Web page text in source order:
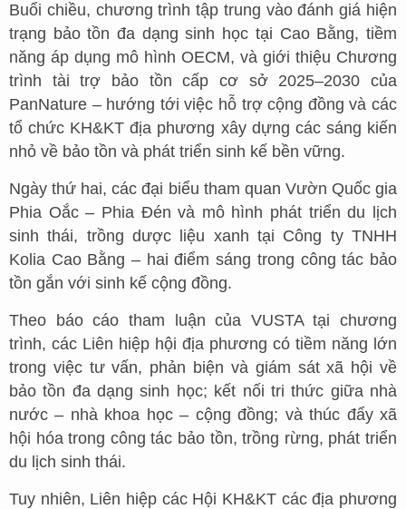
Buổi chiều, chương trình tập trung vào đánh giá hiện
trạng bảo tồn đa dạng sinh học tại Cao Bằng, tiềm
năng áp dụng mô hình OECM, và giới thiệu Chương
trình tài trợ bảo tồn cấp cơ sở 2025–2030 của
PanNature – hướng tới việc hỗ trợ cộng đồng và các
tổ chức KH&KT địa phương xây dựng các sáng kiến
nhỏ về bảo tồn và phát triển sinh kế bền vững.
Ngày thứ hai, các đại biểu tham quan Vườn Quốc gia
Phia Oắc – Phia Đén và mô hình phát triển du lịch
sinh thái, trồng dược liệu xanh tại Công ty TNHH
Kolia Cao Bằng – hai điểm sáng trong công tác bảo
tồn gắn với sinh kế cộng đồng.
Theo báo cáo tham luận của VUSTA tại chương
trình, các Liên hiệp hội địa phương có tiềm năng lớn
trong việc tư vấn, phản biện và giám sát xã hội về
bảo tồn đa dạng sinh học; kết nối tri thức giữa nhà
nước – nhà khoa học – cộng đồng; và thúc đẩy xã
hội hóa trong công tác bảo tồn, trồng rừng, phát triển
du lịch sinh thái.
Tuy nhiên, Liên hiệp các Hội KH&KT các địa phương